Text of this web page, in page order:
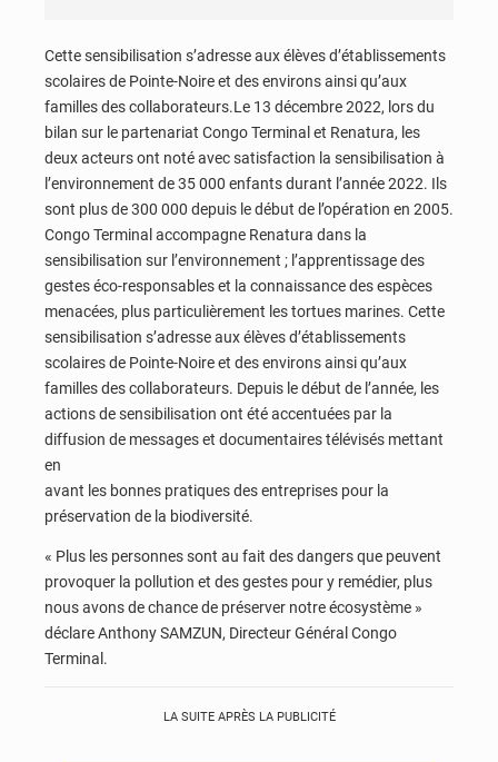
Cette sensibilisation s’adresse aux élèves d’établissements
scolaires de Pointe-Noire et des environs ainsi qu’aux
familles des collaborateurs.Le 13 décembre 2022, lors du
bilan sur le partenariat Congo Terminal et Renatura, les
deux acteurs ont noté avec satisfaction la sensibilisation à
l’environnement de 35 000 enfants durant l’année 2022. Ils
sont plus de 300 000 depuis le début de l’opération en 2005.
Congo Terminal accompagne Renatura dans la
sensibilisation sur l’environnement ; l’apprentissage des
gestes éco-responsables et la connaissance des espèces
menacées, plus particulièrement les tortues marines. Cette
sensibilisation s’adresse aux élèves d’établissements
scolaires de Pointe-Noire et des environs ainsi qu’aux
familles des collaborateurs. Depuis le début de l’année, les
actions de sensibilisation ont été accentuées par la
diffusion de messages et documentaires télévisés mettant
en
avant les bonnes pratiques des entreprises pour la
préservation de la biodiversité.
« Plus les personnes sont au fait des dangers que peuvent
provoquer la pollution et des gestes pour y remédier, plus
nous avons de chance de préserver notre écosystème »
déclare Anthony SAMZUN, Directeur Général Congo
Terminal.
LA SUITE APRÈS LA PUBLICITÉ